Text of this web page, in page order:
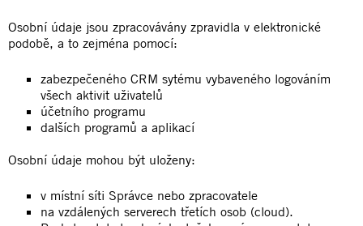
Osobní údaje jsou zpracovávány zpravidla v elektronické
podobě, a to zejména pomocí:
zabezpečeného CRM sytému vybaveného logováním
všech aktivit uživatelů
účetního programu
dalších programů a aplikací
Osobní údaje mohou být uloženy:
v místní síti Správce nebo zpracovatele
na vzdálených serverech třetích osob (cloud).